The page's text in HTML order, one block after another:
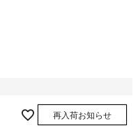
再入荷お知らせ